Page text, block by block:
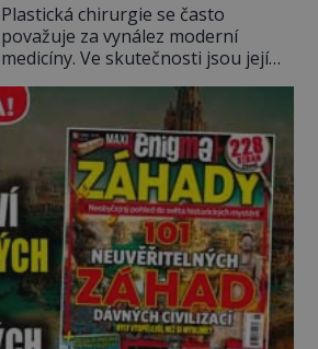
který změní způsob pití po celém
[…]
nápad, připevnit ke kufru kolečka.
Jenže právě ten nikdo dlouho
nedostane. Až jednou se na letišti
ozve věta, která změní […]
Plastická chirurgie se často
považuje za vynález moderní
medicíny. Ve skutečnosti jsou její
tisíce let. V dobách, kdy ještě
neexistují antibiotika ani anestezie,
se odvážní lékaři pokoušejí vracet
lidem tváře znetvořené válkou,
tresty nebo nehodami. Jejich
metody jsou překvapivě
promyšlené a některé principy
používají chirurgové dodnes. Úplně
první […]